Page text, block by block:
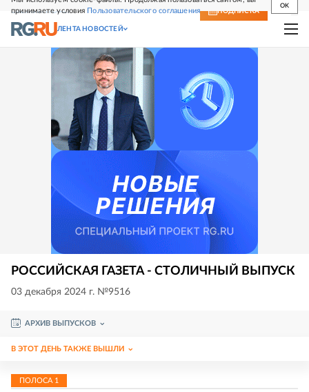
принимаете условия Пользовательского соглашения
OK
СВЕЖИЙ НОМЕР ПОДПИСКА
ЛЕНТА НОВОСТЕЙ
РОССИЙСКАЯ ГАЗЕТА - СТОЛИЧНЫЙ ВЫПУСК
03 декабря 2024 г. №9516
АРХИВ ВЫПУСКОВ
В ЭТОТ ДЕНЬ ТАКЖЕ ВЫШЛИ
ПОЛОСА 1